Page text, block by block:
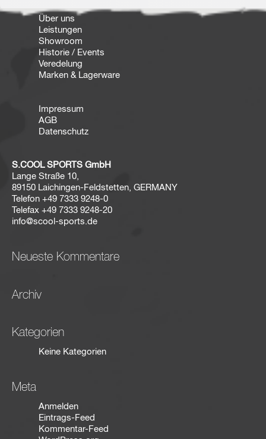
Über uns
Leistungen
Showroom
Historie / Events
Veredelung
Marken & Lagerware
Impressum
AGB
Datenschutz
S.COOL SPORTS GmbH
Lange Straße 10,
89150 Laichingen-Feldstetten, GERMANY
Telefon +49 7333 9248-0
Telefax +49 7333 9248-20
info@scool-sports.de
Neueste Kommentare
Archiv
Kategorien
Keine Kategorien
Meta
Anmelden
Eintrags-Feed
Kommentar-Feed